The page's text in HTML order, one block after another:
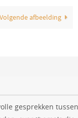
Volgende afbeelding
gesprekken tussen